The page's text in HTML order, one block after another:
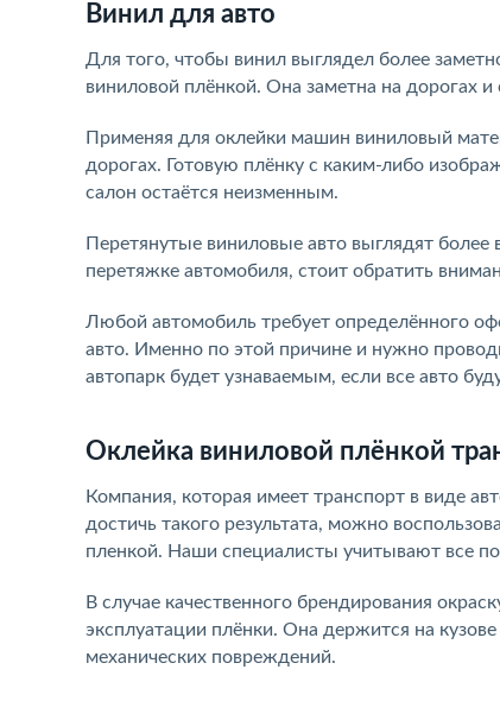
Винил для авто
Для того, чтобы винил выглядел более
виниловой плёнкой. Она заметна на дорогах
Применяя для оклейки машин виниловый
дорогах. Готовую плёнку с каким-либо
салон остаётся неизменным.
Перетянутые виниловые авто выглядят
перетяжке автомобиля, стоит обратить
Любой автомобиль требует определённого
авто. Именно по этой причине и нужно
автопарк будет узнаваемым, если все авто
Оклейка виниловой плёнкой
Компания, которая имеет транспорт в виде
достичь такого результата, можно
пленкой. Наши специалисты учитывают все
В случае качественного брендирования
эксплуатации плёнки. Она держится на
механических повреждений.